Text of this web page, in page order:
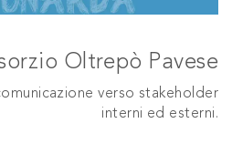
Oltrepò Pavese
verso stakeholder
interni ed esterni.